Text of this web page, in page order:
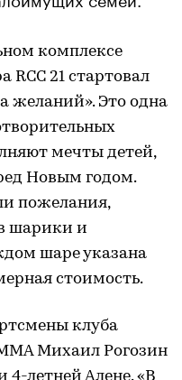
комплексе
RCC 21 стартовал
желаний». Это одна
мечты детей,
Новым годом.
пожелания,
шарики и
шаре указана
стоимость.
клуба
Михаил Рогозин